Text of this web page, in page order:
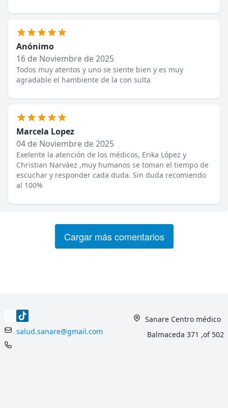
Anónimo
16 de Noviembre de 2025
Todos muy atentos y uno se siente bien y es muy
agradable el hambiente de la con sulta
Marcela Lopez
04 de Noviembre de 2025
Exelente la atención de los médicos, Erika López y
Christian Narváez ,muy humanos se toman el tiempo de
escuchar y responder cada duda. Sin duda recomiendo
al 100%
Cargar más comentarios
salud.sanare@gmail.com
Sanare Centro médico
Balmaceda 371 ,of 502